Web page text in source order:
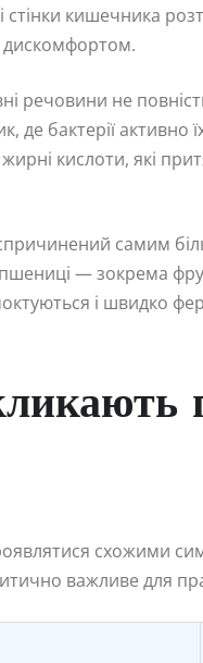
кишечника
дискомфортом.
речовини не
бактерії активно
кислоти, які
самим
— зокрема
і швидко
схожими
важливе для